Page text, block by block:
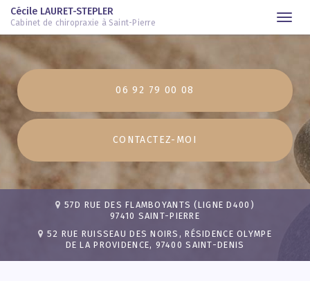
Aller
contenu
principal
Cécile LAURET-STEPLER
Cabinet de chiropraxie à Saint-Pierre
06 92 79 00 08
CONTACTEZ- MOI
57D RUE DES FLAMBOYANTS (LIGNE D400)
97410 SAINT-PIERRE
52 RUE RUISSEAU DES NOIRS, RÉSIDENCE OLYMPE
DE LA PROVIDENCE, 97400 SAINT-DENIS